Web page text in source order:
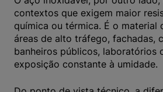
contextos que exigem maior
química ou térmica. É o material
áreas de alto tráfego, fachadas,
banheiros públicos, laboratórios
exposição constante à umidade.